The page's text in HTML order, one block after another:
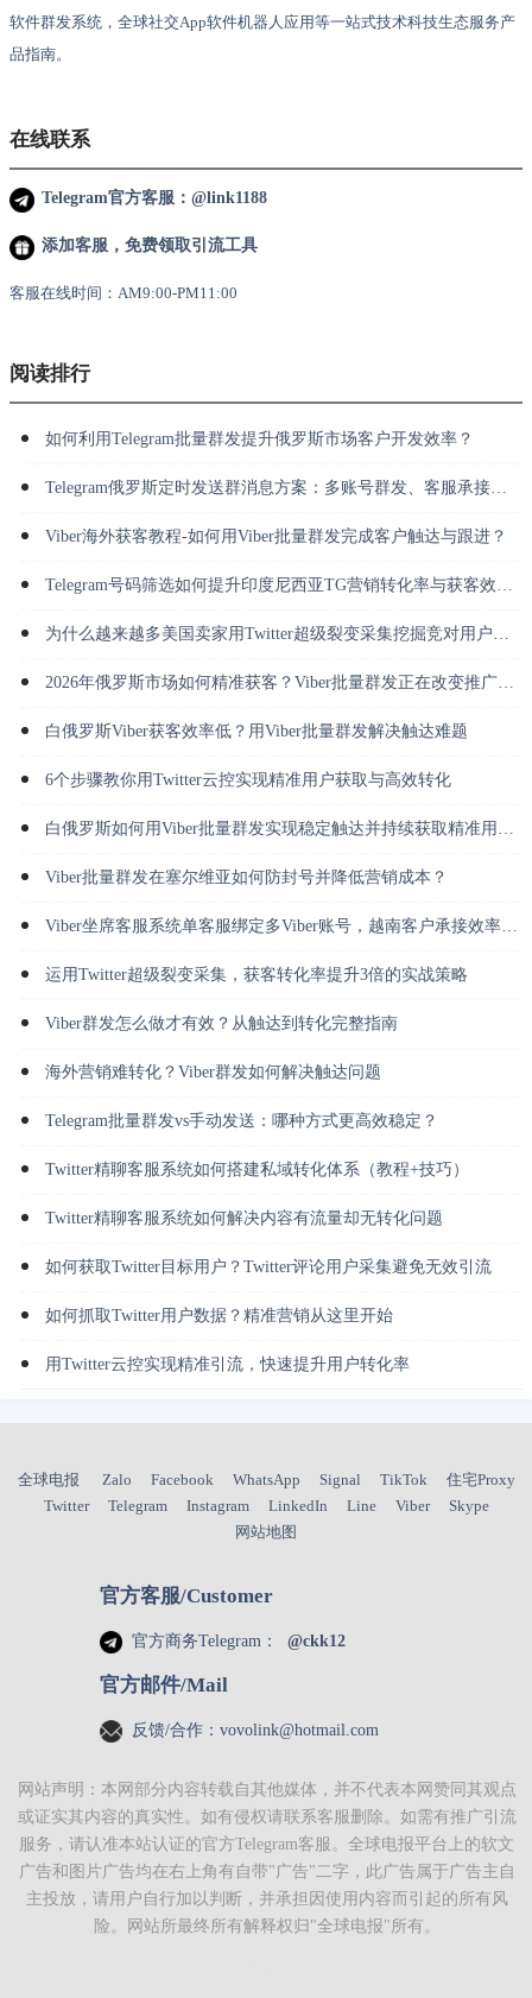
软件群发系统，全球社交App软件机器人应用等一站式技术科技生态服务产
品指南。
在线联系
Telegram官方客服：@link1188
添加客服，免费领取引流工具
客服在线时间：AM9:00-PM11:00
阅读排行
如何利用Telegram批量群发提升俄罗斯市场客户开发效率？
Telegram俄罗斯定时发送群消息方案：多账号群发、客服承接与长期运营
Viber海外获客教程-如何用Viber批量群发完成客户触达与跟进？
Telegram号码筛选如何提升印度尼西亚TG营销转化率与获客效率？
为什么越来越多美国卖家用Twitter超级裂变采集挖掘竞对用户并做私信转化？
2026年俄罗斯市场如何精准获客？Viber批量群发正在改变推广方式
白俄罗斯Viber获客效率低？用Viber批量群发解决触达难题
6个步骤教你用Twitter云控实现精准用户获取与高效转化
白俄罗斯如何用Viber批量群发实现稳定触达并持续获取精准用户？
Viber批量群发在塞尔维亚如何防封号并降低营销成本？
Viber坐席客服系统单客服绑定多Viber账号，越南客户承接效率倍增
运用Twitter超级裂变采集，获客转化率提升3倍的实战策略
Viber群发怎么做才有效？从触达到转化完整指南
海外营销难转化？Viber群发如何解决触达问题
Telegram批量群发vs手动发送：哪种方式更高效稳定？
Twitter精聊客服系统如何搭建私域转化体系（教程+技巧）
Twitter精聊客服系统如何解决内容有流量却无转化问题
如何获取Twitter目标用户？Twitter评论用户采集避免无效引流
如何抓取Twitter用户数据？精准营销从这里开始
用Twitter云控实现精准引流，快速提升用户转化率
全球电报 Zalo Facebook WhatsApp Signal TikTok
住宅Proxy
Twitter
Telegram Instagram LinkedIn Line Viber
Skype
网站地图
官方客服/Customer
官方商务Telegram： @ckk12
官方邮件/Mail
反馈/合作：vovolink@hotmail.com
网站声明：本网部分内容转载自其他媒体，并不代表本网赞同其观点
或证实其内容的真实性。如有侵权请联系客服删除。如需有推广引流
服务，请认准本站认证的官方Telegram客服。全球电报平台上的软文
广告和图片广告均在右上角有自带"广告"二字，此广告属于广告主自
主投放，请用户自行加以判断，并承担因使用内容而引起的所有风
险。网站所最终所有解释权归"全球电报"所有。